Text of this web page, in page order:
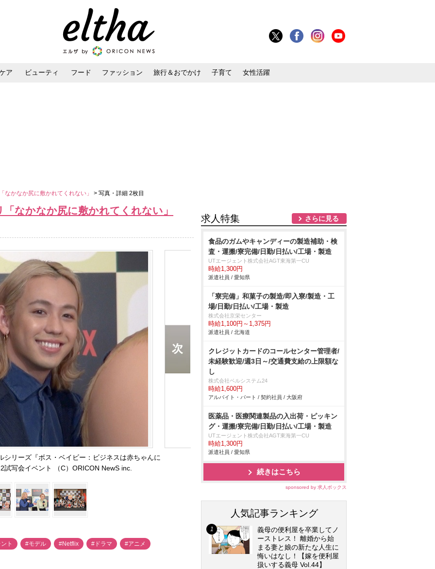
ア ビューティ フード ファッション 旅行＆おでかけ 子育て 女性活躍
なかなか尻に敷かれてくれない」 > 写真・詳細 2枚目
なかなか尻に敷かれてくれない」
シリーズ『ボス・ベイビー：ビジネスは赤ちゃんに
試写会イベント （C）ORICON NewS inc.
ト #モデル #Netflix #ドラマ #アニメ
求人特集 さらに見る
食品のガムやキャンディーの製造補助・検
査・運搬/寮完備/日勤/日払い/工場・製造
UTエージェント株式会社AGT東海第一CU
時給1,300円
派遣社員 / 愛知県
「寮完備」和菓子の製造/即入寮/製造・工
場/日勤/日払い/工場・製造
株式会社京栄センター
時給1,100円～1,375円
派遣社員 / 北海道
クレジットカードのコールセンター管理者/
未経験歓迎/週3日～/交通費支給の上限額な
し
株式会社ベルシステム24
時給1,600円
アルバイト・パート / 契約社員 / 大阪府
医薬品・医療関連製品の入出荷・ピッキン
グ・運搬/寮完備/日勤/日払い/工場・製造
UTエージェント株式会社AGT東海第一CU
時給1,300円
派遣社員 / 愛知県
続きはこちら
sponsored by 求人ボックス
人気記事ランキング
義母の便利屋を卒業してノ
ーストレス！ 離婚から始
まる妻と娘の新たな人生に
悔いはなし！【嫁を便利屋
扱いする義母 Vol.44】